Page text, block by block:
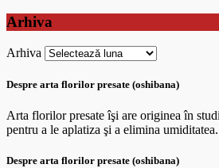
Arhiva
Arhiva
Despre arta florilor presate (oshibana)
Arta florilor presate îşi are originea în
pentru a le aplatiza şi a elimina
Despre arta florilor presate (oshibana)